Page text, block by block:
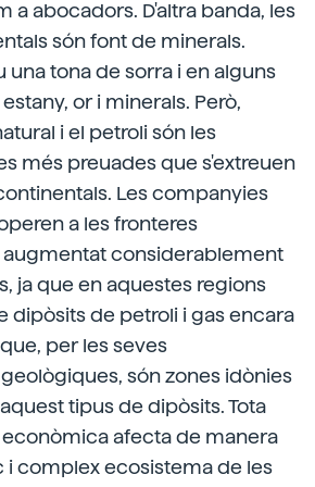
a abocadors. D'altra banda, les
són font de minerals.
una tona de sorra i en alguns
or i minerals. Però,
i el petroli són les
més preuades que s'extreuen
Les companyies
a les fronteres
augmentat considerablement
ja que en aquestes regions
dipòsits de petroli i gas encara
per les seves
són zones idònies
tipus de dipòsits. Tota
afecta de manera
i complex ecosistema de les